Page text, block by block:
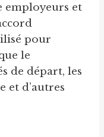
employeurs et
pour
le
de départ, les
et d’autres